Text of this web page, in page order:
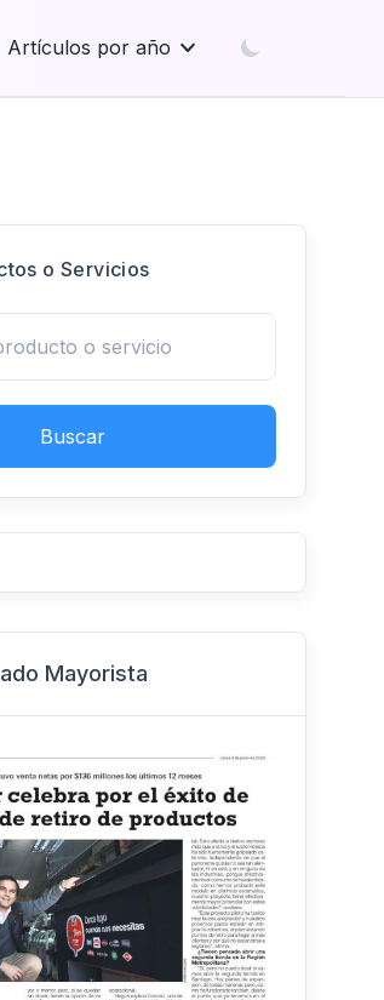
Artículos por año
o Servicios
Buscar
Mayorista